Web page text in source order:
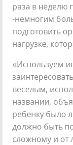
раза в неделю
-немногим
подготовить
нагрузке,
«Используем
веселым,
названии,
ребенку было
должно быть
сложному и от